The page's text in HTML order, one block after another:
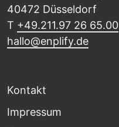
40472 Düsseldorf
T +49.211.97 26 65.00
hallo@enplify.de
Kontakt
Impressum